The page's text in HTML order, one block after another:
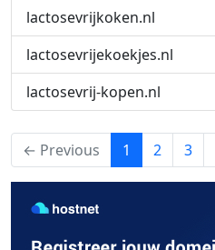
lactosevrijkoken.nl
lactosevrijekoekjes.nl
lactosevrij-kopen.nl
← Previous 1 (current)
2 3